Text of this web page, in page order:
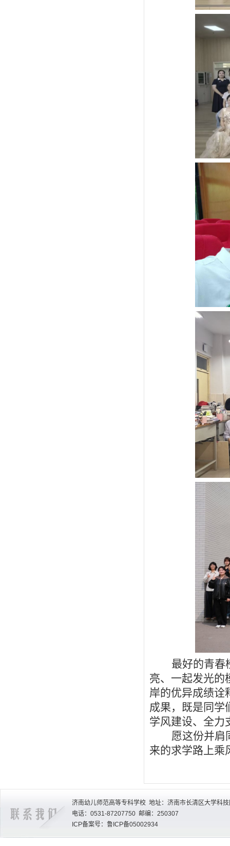
最好的青春
亮、一起发光的
岸的优异成绩诠
成果，既是同学
学风建设、全力
愿这份并肩
来的求学路上乘
济南幼儿师范高等专科学校 地址：济南市长清区大学科
电话：0531-87207750 邮编：250307
ICP备案号：鲁ICP备05002934